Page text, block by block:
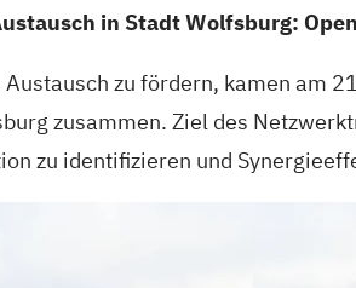
in Stadt Wolfsburg:
zu fördern, kamen am
zusammen. Ziel des
zu identifizieren und